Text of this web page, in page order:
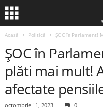
Acasă Politică ȘOC în Parlament!
ȘOC în
plăti mai mult!
afectate
octombrie 11, 2023 0